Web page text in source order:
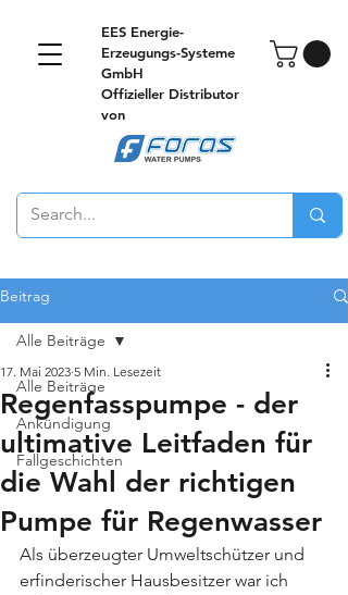
EES Energie-
Erzeugungs-Systeme
GmbH
Offizieller Distributor
von
Beitrag
Alle Beiträge
Ankündigung
Fallgeschichten
Alle Beiträge
Regenfasspumpe - der
ultimative Leitfaden für
die Wahl der richtigen
Pumpe für Regenwasser
17. Mai 2023 5 Min. Lesezeit
Als überzeugter Umweltschützer und
erfinderischer Hausbesitzer war ich